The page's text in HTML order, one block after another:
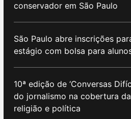
conservador em São Paulo
São Paulo abre inscrições
estágio com bolsa para
10ª edição de ‘Conversas
do jornalismo na cobertura
religião e política